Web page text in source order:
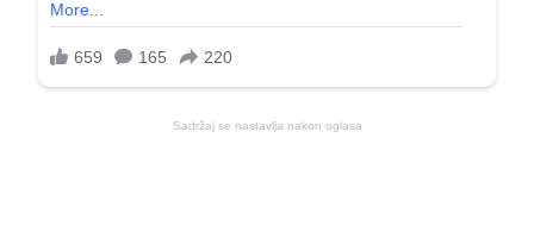
Sadržaj se nastavlja nakon oglasa